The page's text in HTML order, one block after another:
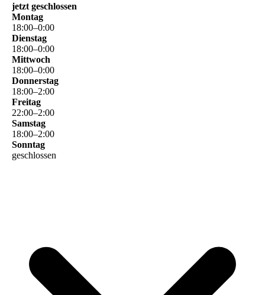
jetzt geschlossen
Montag
18:00–0:00
Dienstag
18:00–0:00
Mittwoch
18:00–0:00
Donnerstag
18:00–2:00
Freitag
22:00–2:00
Samstag
18:00–2:00
Sonntag
geschlossen